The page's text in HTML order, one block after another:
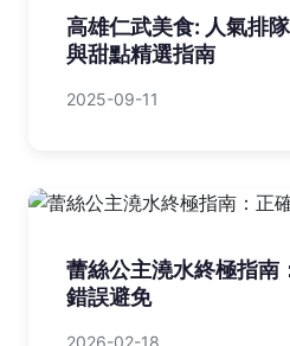
高雄仁武美食: 人氣排
與甜點精選指南
2025-09-11
蕾絲公主澆水終極指南
錯誤避免
2026-02-18